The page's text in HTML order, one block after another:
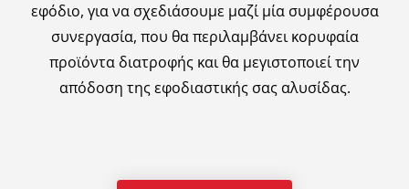
εφόδιο, για να σχεδιάσουμε μαζί μία συμφέρουσα
συνεργασία, που θα περιλαμβάνει κορυφαία
προϊόντα διατροφής και θα μεγιστοποιεί την
απόδοση της εφοδιαστικής σας αλυσίδας.